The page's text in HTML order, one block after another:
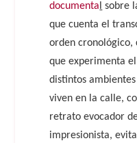
documenta sobre
que cuenta el
orden cronológico,
que experimenta
distintos ambientes
viven en la calle,
retrato evocador
impresionista,